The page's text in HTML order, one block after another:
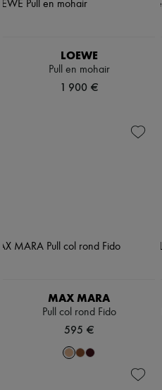
LOEWE
Pull en mohair
1 900 €
MAX MARA
Pull col rond Fido
595 €